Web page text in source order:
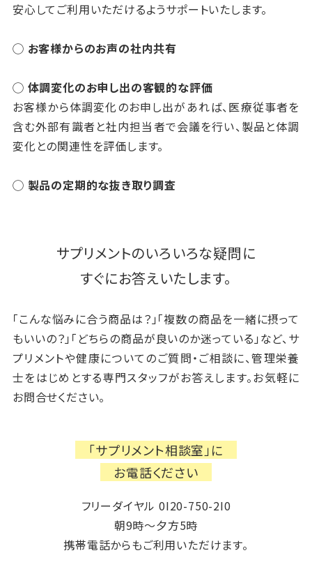
安心してご利用いただけるようサポートいたします。
◯ お客様からのお声の社内共有
◯ 体調変化のお申し出の客観的な評価
お客様から体調変化のお申し出があれば、医療従事者を
含む外部有識者と社内担当者で会議を行い、製品と体調
変化との関連性を評価します。
◯ 製品の定期的な抜き取り調査
サプリメントのいろいろな疑問に
すぐにお答えいたします。
「こんな悩みに合う商品は？」「複数の商品を一緒に摂って
もいいの？」「どちらの商品が良いのか迷っている」など、サ
プリメントや健康についてのご質問・ご相談に、管理栄養
士をはじめとする専門スタッフがお答えします。お気軽に
お問合せください。
「サプリメント相談室」に
お電話ください
フリーダイヤル 0I20-750-2I0
朝9時～夕方5時
携帯電話からもご利用いただけます。